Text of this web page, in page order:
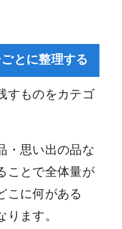
とに整理する
すものをカテゴ
・思い出の品な
ことで全体量が
こに何がある
ます。